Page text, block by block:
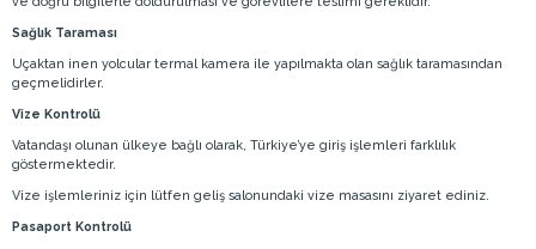
Sağlık Taraması
Uçaktan inen yolcular termal kamera ile yapılmakta olan sağlık taramasından
geçmelidirler.
Vize Kontrolü
Vatandaşı olunan ülkeye bağlı olarak, Türkiye’ye giriş işlemleri farklılık
göstermektedir.
Vize işlemleriniz için lütfen geliş salonundaki vize masasını ziyaret ediniz.
Pasaport Kontrolü